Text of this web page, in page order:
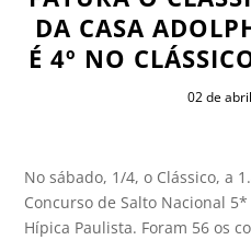
DA CASA
É 4º NO
02 de
No sábado, 1/4, o Clássico, a
Concurso de Salto Nacional 5*
Hípica Paulista. Foram 56 os